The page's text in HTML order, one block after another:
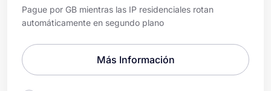
Pague por GB mientras las IP residenciales rotan
automáticamente en segundo plano
Más Información